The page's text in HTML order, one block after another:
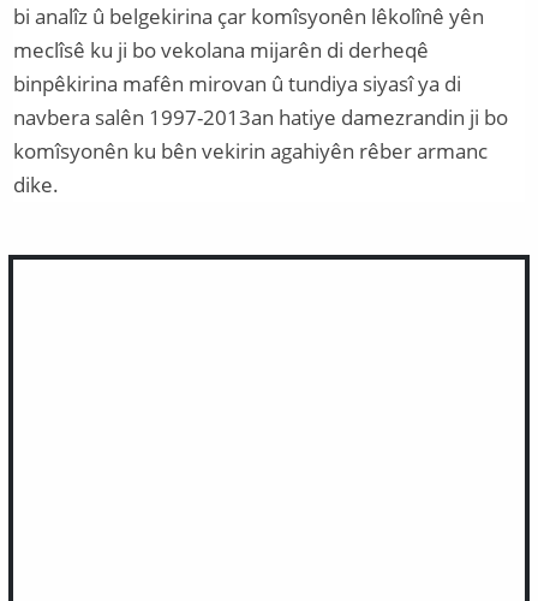
bi analîz û belgekirina çar komîsyonên lêkolînê yên
meclîsê ku ji bo vekolana mijarên di derheqê
binpêkirina mafên mirovan û tundiya siyasî ya di
navbera salên 1997-2013an hatiye damezrandin ji bo
komîsyonên ku bên vekirin agahiyên rêber armanc
dike.